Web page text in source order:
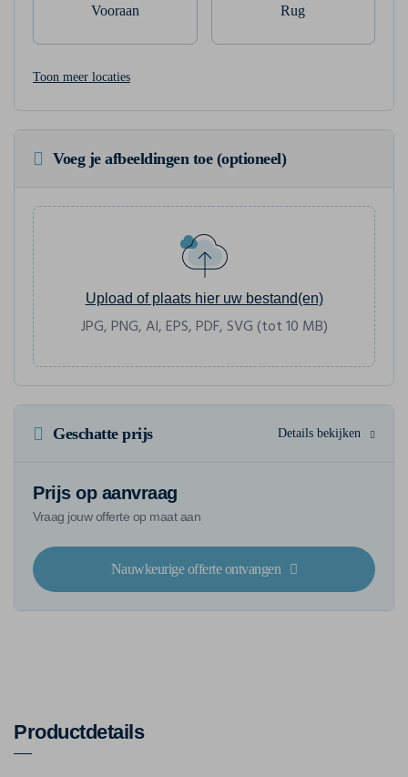
Vooraan Rug
Toon meer locaties
Voeg je afbeeldingen toe (optioneel)
Upload of plaats hier uw bestand(en)
JPG, PNG, AI, EPS, PDF, SVG (tot 10 MB)
Geschatte prijs Details bekijken
Prijs op aanvraag
Vraag jouw offerte op maat aan
Nauwkeurige offerte ontvangen
Productdetails